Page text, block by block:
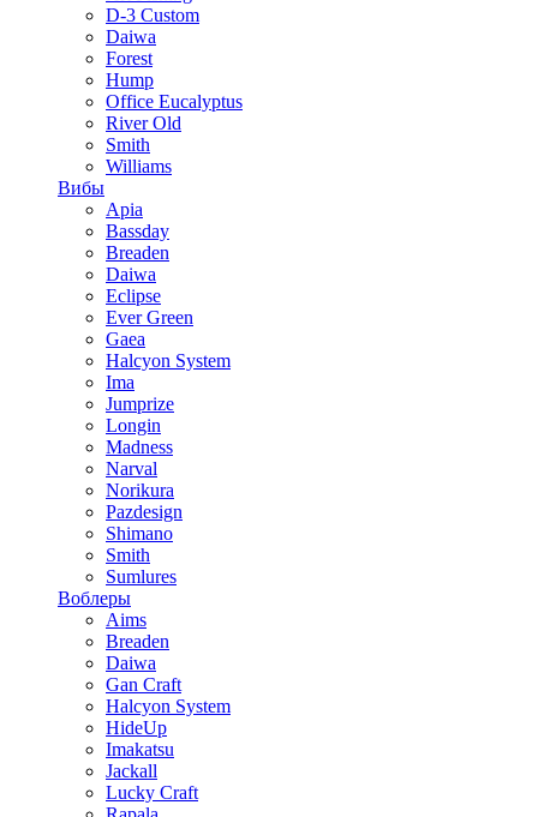
D-3 Custom
Daiwa
Forest
Hump
Office Eucalyptus
River Old
Smith
Williams
Вибы
Apia
Bassday
Breaden
Daiwa
Eclipse
Ever Green
Gaea
Halcyon System
Ima
Jumprize
Longin
Madness
Narval
Norikura
Pazdesign
Shimano
Smith
Sumlures
Воблеры
Aims
Breaden
Daiwa
Gan Craft
Halcyon System
HideUp
Imakatsu
Jackall
Lucky Craft